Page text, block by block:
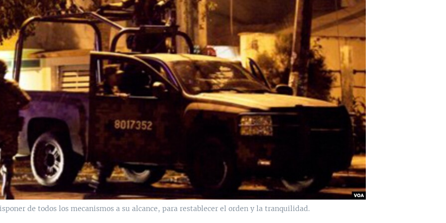
de todos los mecanismos a su alcance, para restablecer el orden y la tranquilidad.